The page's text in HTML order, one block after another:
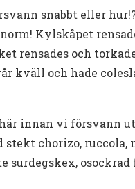
snabbt eller
Kylskåpet
rensades och
kväll och hade
innan vi försvann
stekt chorizo,
surdegskex,